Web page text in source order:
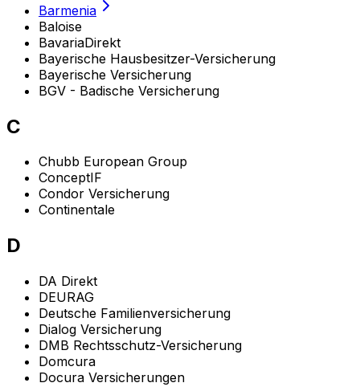
Barmenia
Baloise
BavariaDirekt
Bayerische Hausbesitzer-Versicherung
Bayerische Versicherung
BGV - Badische Versicherung
C
Chubb European Group
ConceptIF
Condor Versicherung
Continentale
D
DA Direkt
DEURAG
Deutsche Familienversicherung
Dialog Versicherung
DMB Rechtsschutz-Versicherung
Domcura
Docura Versicherungen